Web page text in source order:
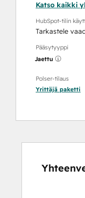
Katso kaikki
HubSpot-tilin
Tarkastele
Pääsytyyppi
Jaettu
Polser-tilaus
Yrittäjä paketti